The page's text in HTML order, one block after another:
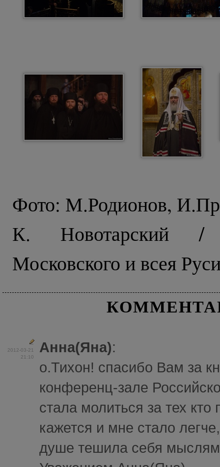
Фото: М.Родионов,
К. Новотарский /
Московского и всея
2012-03-21
21:10
Анна(Яна):
о.Тихон! спасибо Вам за
конференц-зале
стала молиться за тех
кажется и мне стало
душе тешила себя